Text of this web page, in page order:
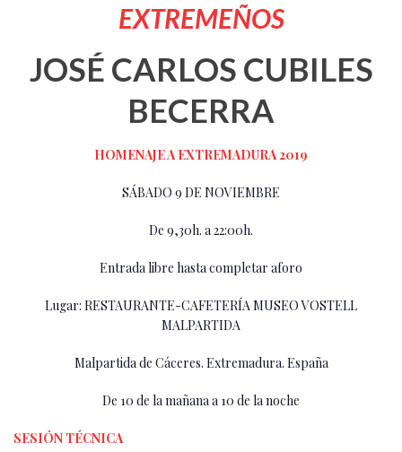
EXTREMEÑOS
JOSÉ CARLOS CUBILES
BECERRA
HOMENAJE A EXTREMADURA 2019
SÁBADO 9 DE NOVIEMBRE
De 9,30h. a 22:00h.
Entrada libre hasta completar aforo
Lugar: RESTAURANTE-CAFETERÍA MUSEO VOSTELL
MALPARTIDA
Malpartida de Cáceres. Extremadura. España
De 10 de la mañana a 10 de la noche
SESIÓN TÉCNICA